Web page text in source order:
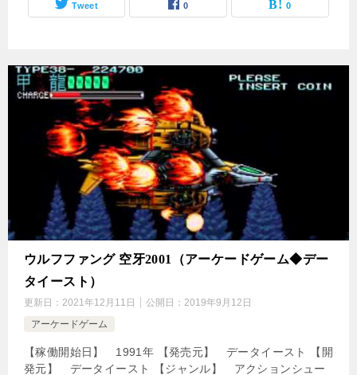
Tweet 0 0
ウルフファング 空牙2001（アーケードゲーム◆デー
タイースト）
更新日： 2021年12月11日 公開日： 2019年9月12日
アーケードゲーム
【稼働開始日】 1991年 【発売元】 データイースト 【開
発元】 データイースト 【ジャンル】 アクションシュー